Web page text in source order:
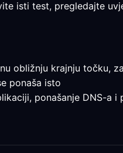
isti test, pregledajte
obližnju krajnju točku,
ponaša isto
ponašanje DNS-a